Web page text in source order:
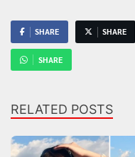
SHARE SHARE
SHARE
RELATED POSTS